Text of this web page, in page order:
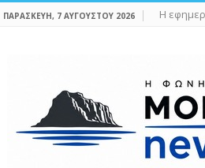
ΠΑΡΑΣΚΕΥΉ, 7 ΑΥΓΟΎΣΤΟΥ 2026 Η